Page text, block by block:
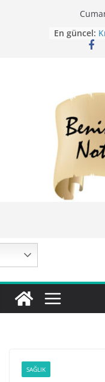
En güncel:
SAĞLIK